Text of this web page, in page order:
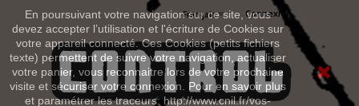
En poursuivant votre navigation sur ce site, vous
devez accepter l’utilisation et l'écriture de Cookies sur
votre appareil connecté. Ces Cookies (petits fichiers
texte) permettent de suivre votre navigation, actualiser
votre panier, vous reconnaitre lors de votre prochaine
visite et sécuriser votre connexion. Pour en savoir plus
et paramétrer les traceurs: http://www.cnil.fr/vos-
Connexion
Français